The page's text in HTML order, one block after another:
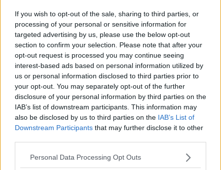
If you wish to opt-out of the sale, sharing to third parties, or
processing of your personal or sensitive information for
targeted advertising by us, please use the below opt-out
section to confirm your selection. Please note that after your
opt-out request is processed you may continue seeing
interest-based ads based on personal information utilized by
us or personal information disclosed to third parties prior to
your opt-out. You may separately opt-out of the further
disclosure of your personal information by third parties on the
IAB’s list of downstream participants. This information may
also be disclosed by us to third parties on the IAB’s List of
Downstream Participants that may further disclose it to other
Personal Data Processing Opt Outs
Viale Regina Margherita, Via Collodi e Il Piave
Disabilità, nuovi servizi in tre stazioni
"Uno dei tanti episodi di degrado crescente"
Comune e associazioni insieme per il turismo
Porto, approvato bilancio e piano di sviluppo
Dal borgo parte il bus navetta green
Danneggia il treno e aggredisce i carabinieri